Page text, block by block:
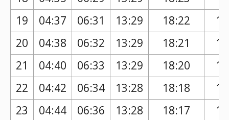
19
04:37 06:31 13:29 18:22
20
04:38 06:32 13:29 18:21
21
04:40 06:33 13:29 18:20
22
04:42 06:34 13:28 18:18
23
04:44 06:36 13:28 18:17